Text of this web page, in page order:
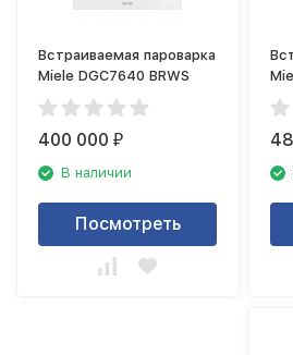
Встраиваемая пароварка
Miele DGC7640 BRWS
400 000₽
В наличии
Посмотреть